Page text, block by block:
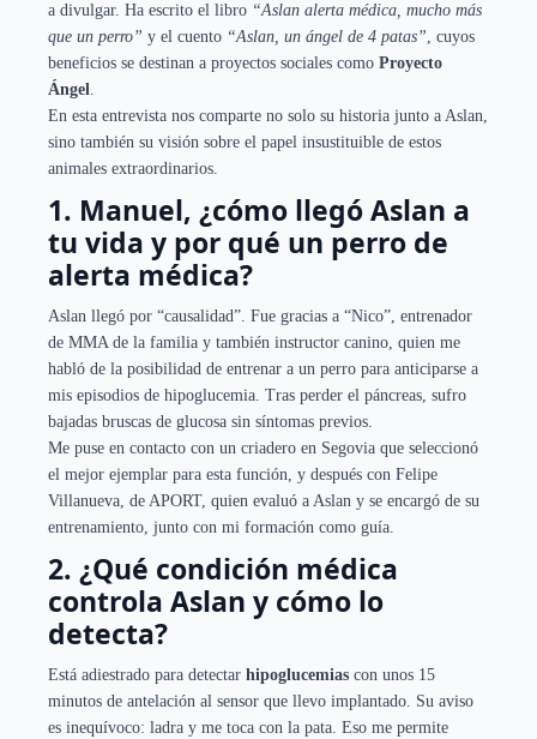
a divulgar. Ha escrito el libro “Aslan alerta médica, mucho más
que un perro” y el cuento “Aslan, un ángel de 4 patas”, cuyos
beneficios se destinan a proyectos sociales como Proyecto
Ángel.
En esta entrevista nos comparte no solo su historia junto a Aslan,
sino también su visión sobre el papel insustituible de estos
animales extraordinarios.
1. Manuel, ¿cómo llegó Aslan a
tu vida y por qué un perro de
alerta médica?
Aslan llegó por “causalidad”. Fue gracias a “Nico”, entrenador
de MMA de la familia y también instructor canino, quien me
habló de la posibilidad de entrenar a un perro para anticiparse a
mis episodios de hipoglucemia. Tras perder el páncreas, sufro
bajadas bruscas de glucosa sin síntomas previos.
Me puse en contacto con un criadero en Segovia que seleccionó
el mejor ejemplar para esta función, y después con Felipe
Villanueva, de APORT, quien evaluó a Aslan y se encargó de su
entrenamiento, junto con mi formación como guía.
2. ¿Qué condición médica
controla Aslan y cómo lo
detecta?
Está adiestrado para detectar hipoglucemias con unos 15
minutos de antelación al sensor que llevo implantado. Su aviso
es inequívoco: ladra y me toca con la pata. Eso me permite